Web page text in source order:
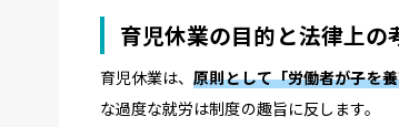
育児休業の目的と法律上の
育児休業は、原則として「労働者が子を
な過度な就労は制度の趣旨に反します。